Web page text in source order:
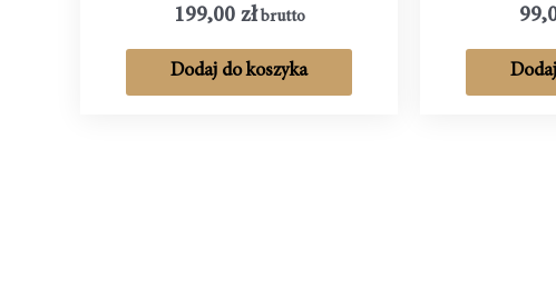
199,00 złbrutto
Dodaj do koszyka